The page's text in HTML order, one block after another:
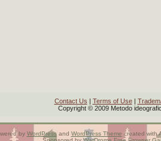
Contact Us | Terms of Use|
Copyright © 2009 Metodo
by WordPressand WordPress Theme created with